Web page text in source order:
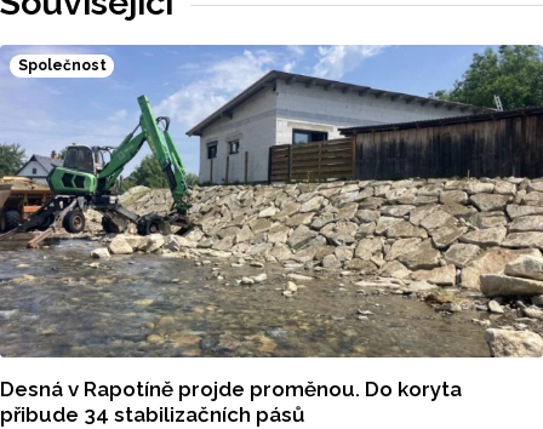
Společnost
Desná v Rapotíně projde proměnou. Do koryta
přibude 34 stabilizačních pásů